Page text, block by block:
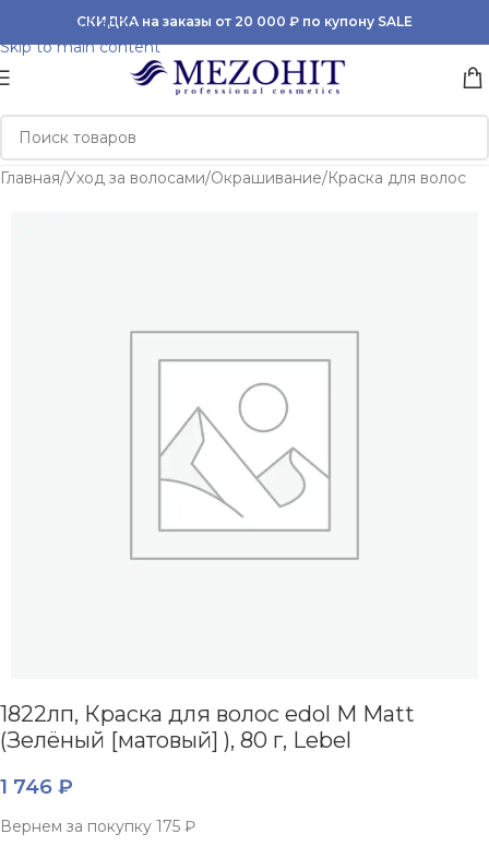
Skip to navigation
Skip to main content
СКИДКА на заказы от 20 000 ₽ по купону SALE
Главная/Уход за волосами/Окрашивание/Краска для волос
1822лп, Краска для волос edol M Matt
(Зелёный [матовый] ), 80 г, Lebel
1 746 ₽
Вернем за покупку 175 ₽